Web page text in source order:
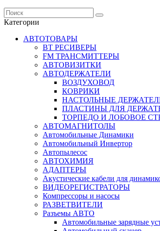
Категории
АВТОТОВАРЫ
BT РЕСИВЕРЫ
FM ТРАНСМИТТЕРЫ
АВТОВИЗИТКИ
АВТОДЕРЖАТЕЛИ
ВОЗДУХОВОД
КОВРИКИ
НАСТОЛЬНЫЕ
ПЛАСТИНЫ ДЛЯ
ТОРПЕДО И ЛОБОВОЕ
АВТОМАГНИТОЛЫ
Автомобильные Динамики
Автомобильный Инвертор
Автопылесос
АВТОХИМИЯ
АДАПТЕРЫ
Акустические кабели для
ВИДЕОРЕГИСТРАТОРЫ
Компрессоры и насосы
РАЗВЕТВИТЕЛИ
Разъемы АВТО
Автомобильные зарядные